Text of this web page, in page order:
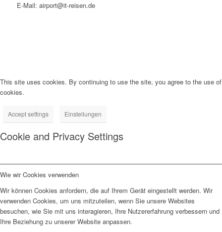
E-Mail: airport@it-reisen.de
This site uses cookies. By continuing to use the site, you agree to the use of
cookies.
Accept settings Einstellungen
Cookie and Privacy Settings
Wie wir Cookies verwenden
Wir können Cookies anfordern, die auf Ihrem Gerät eingestellt werden. Wir
verwenden Cookies, um uns mitzuteilen, wenn Sie unsere Websites
besuchen, wie Sie mit uns interagieren, Ihre Nutzererfahrung verbessern und
Ihre Beziehung zu unserer Website anpassen.